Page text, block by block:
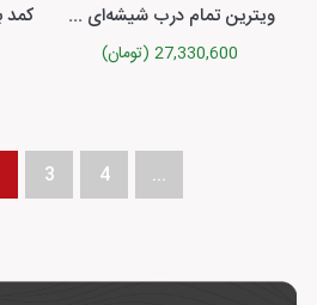
ویترین تمام درب شیشه‌ای با دو درب کوئیک
27,330,600 (تومان)
3 4 ...